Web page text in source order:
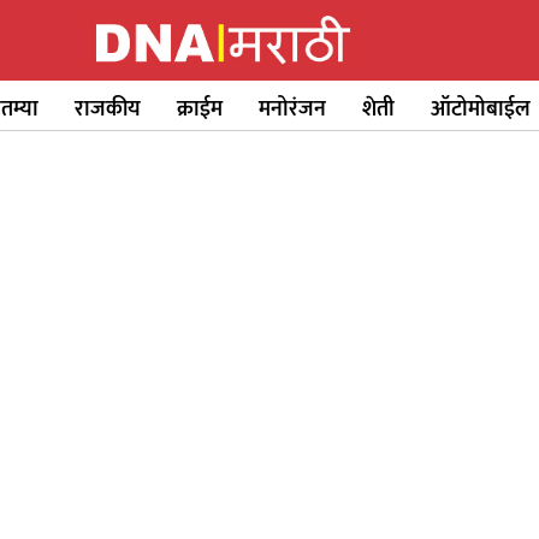
राजकीय क्राईम मनोरंजन शेती ऑटोमोबाईल